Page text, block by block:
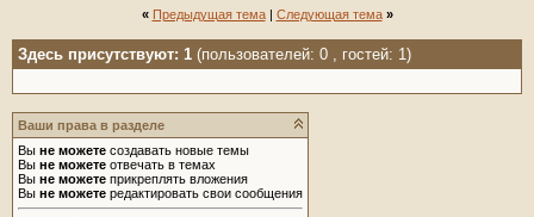
« Предыдущая тема| Следующая тема »
Здесь присутствуют: 1 (пользователей: 0 , гостей: 1)
Ваши права в разделе
Вы не можете создавать новые темы
Вы не можете отвечать в темах
Вы не можете прикреплять вложения
Вы не можете редактировать свои сообщения